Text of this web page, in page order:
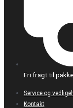
Fri fragt til
Service og
Kontakt